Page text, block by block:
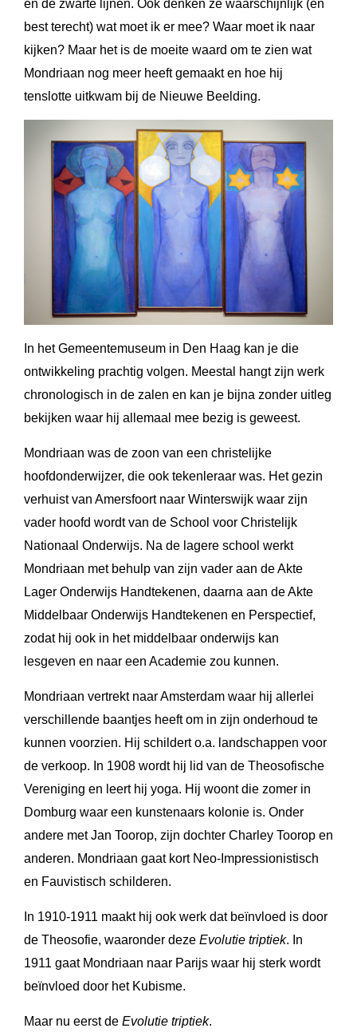
en de zwarte lijnen. Ook denken ze waarschijnlijk (en
best terecht) wat moet ik er mee? Waar moet ik naar
kijken? Maar het is de moeite waard om te zien wat
Mondriaan nog meer heeft gemaakt en hoe hij
tenslotte uitkwam bij de Nieuwe Beelding.
In het Gemeentemuseum in Den Haag kan je die
ontwikkeling prachtig volgen. Meestal hangt zijn werk
chronologisch in de zalen en kan je bijna zonder uitleg
bekijken waar hij allemaal mee bezig is geweest.
Mondriaan was de zoon van een christelijke
hoofdonderwijzer, die ook tekenleraar was. Het gezin
verhuist van Amersfoort naar Winterswijk waar zijn
vader hoofd wordt van de School voor Christelijk
Nationaal Onderwijs. Na de lagere school werkt
Mondriaan met behulp van zijn vader aan de Akte
Lager Onderwijs Handtekenen, daarna aan de Akte
Middelbaar Onderwijs Handtekenen en Perspectief,
zodat hij ook in het middelbaar onderwijs kan
lesgeven en naar een Academie zou kunnen.
Mondriaan vertrekt naar Amsterdam waar hij allerlei
verschillende baantjes heeft om in zijn onderhoud te
kunnen voorzien. Hij schildert o.a. landschappen voor
de verkoop. In 1908 wordt hij lid van de Theosofische
Vereniging en leert hij yoga. Hij woont die zomer in
Domburg waar een kunstenaars kolonie is. Onder
andere met Jan Toorop, zijn dochter Charley Toorop en
anderen. Mondriaan gaat kort Neo-Impressionistisch
en Fauvistisch schilderen.
In 1910-1911 maakt hij ook werk dat beïnvloed is door
de Theosofie, waaronder deze Evolutie triptiek. In
1911 gaat Mondriaan naar Parijs waar hij sterk wordt
beïnvloed door het Kubisme.
Maar nu eerst de Evolutie triptiek.